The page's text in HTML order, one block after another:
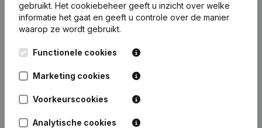
2024 2023 2022
vermogen
€ 4.031.193 3.826.885
Personeel 3
gebruikt. Het cookiebeheer geeft u inzicht over welke
informatie het gaat en geeft u controle over de manier
waarop ze wordt gebruikt.
Functionele cookies
Marketing cookies
Voorkeurscookies
Analytische cookies